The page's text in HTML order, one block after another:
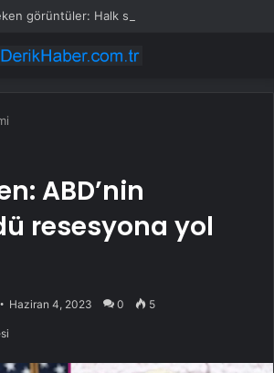
ABD’nin
resesyona yol
Haziran 4, 2023 0 5